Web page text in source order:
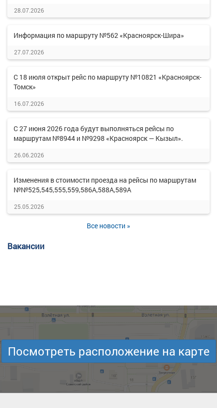
28.07.2026
Информация по маршруту №562 «Красноярск-Шира»
27.07.2026
С 18 июля открыт рейс по маршруту №10821 «Красноярск-
Томск»
16.07.2026
С 27 июня 2026 года будут выполняться рейсы по
маршрутам №8944 и №9298 «Красноярск — Кызыл».
26.06.2026
Изменения в стоимости проезда на рейсы по маршрутам
№№525,545,555,559,586А,588А,589А
25.05.2026
Все новости »
Вакансии
Посмотреть расположение на карте